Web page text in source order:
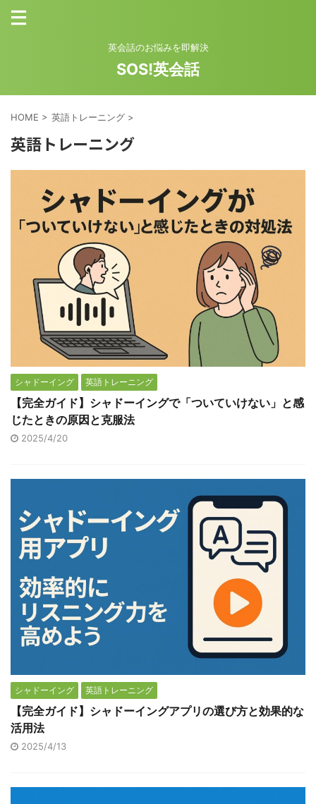
英会話のお悩みを即解決
SOS!英会話
HOME > 英語トレーニング >
英語トレーニング
シャドーイング 英語トレーニング
【完全ガイド】シャドーイングで「ついていけない」と感
じたときの原因と克服法
2025/4/20
シャドーイング 英語トレーニング
【完全ガイド】シャドーイングアプリの選び方と効果的な
活用法
2025/4/13